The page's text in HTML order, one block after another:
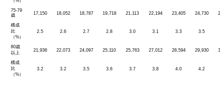
75-79
歳
17,150 18,052 18,787 19,718 21,113 22,194 23,405 24,730
構成
比
（%）
2.5 2.6 2.7 2.8 3.0 3.1 3.3 3.5
80歳
以上
21,936 22,073 24,097 25,110 25,763 27,012 28,594 29,930
構成
比
（%）
3.2 3.2 3.5 3.6 3.7 3.8 4.0 4.2